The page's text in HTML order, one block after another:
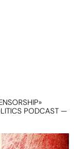
PODCAST —